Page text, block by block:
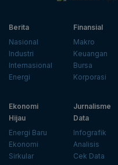
Berita
Nasional
Industri
Internasional
Energi
Finansial
Makro
Keuangan
Bursa
Korporasi
Ekonomi
Hijau
Energi Baru
Ekonomi
Sirkular
Jurnalisme
Data
Infografik
Analisis
Cek Data